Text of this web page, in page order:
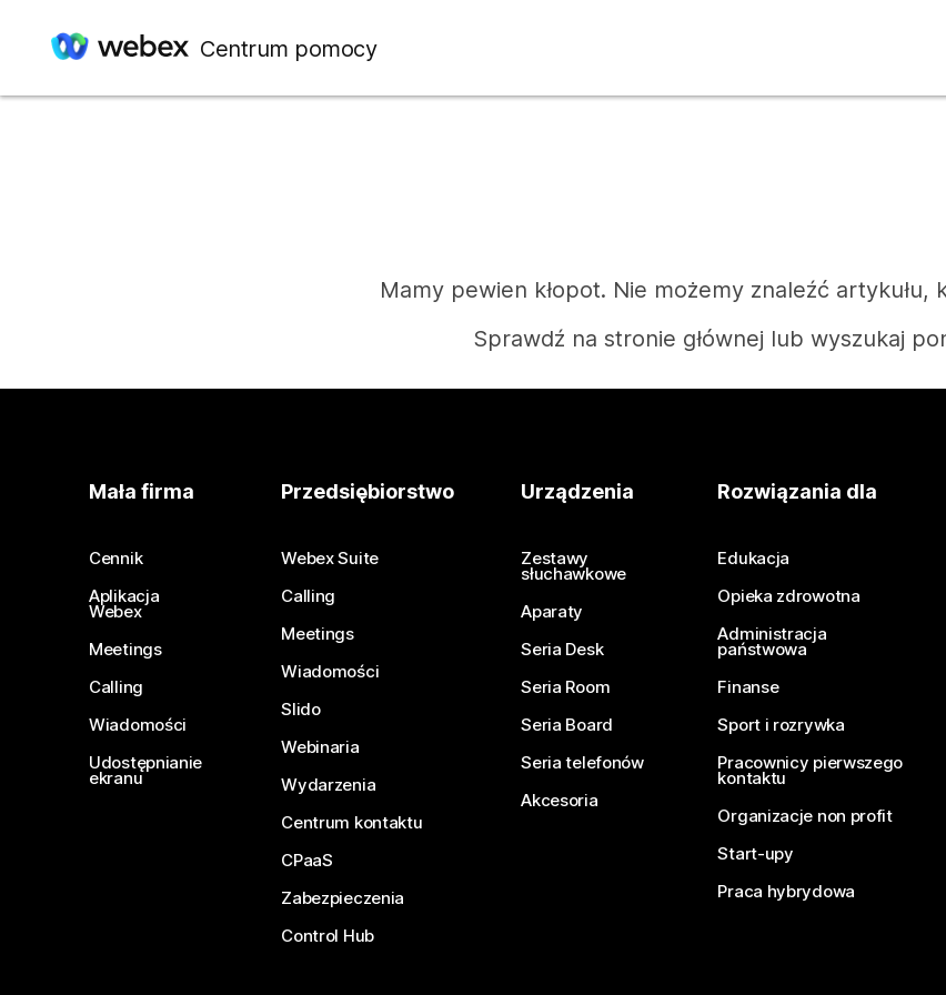
Centrum pomocy
Mamy pewien kłopot. Nie możemy znaleźć artykułu,
Sprawdź na stronie głównej lub wyszukaj
Potrzebujesz odpowiedzi?
Prześlij pytanie
Mała firma
Cennik
Aplikacja
Webex
Meetings
Calling
Wiadomości
Udostępnianie
ekranu
Przedsiębiorstwo
Webex Suite
Calling
Meetings
Wiadomości
Slido
Webinaria
Wydarzenia
Centrum kontaktu
CPaaS
Zabezpieczenia
Control Hub
Urządzenia
Zestawy
słuchawkowe
Aparaty
Seria Desk
Seria Room
Seria Board
Seria telefonów
Akcesoria
Rozwiązania dla
Edukacja
Opieka zdrowotna
Administracja
państwowa
Finanse
Sport i rozrywka
Pracownicy pierwszego
kontaktu
Organizacje non profit
Start-upy
Praca hybrydowa